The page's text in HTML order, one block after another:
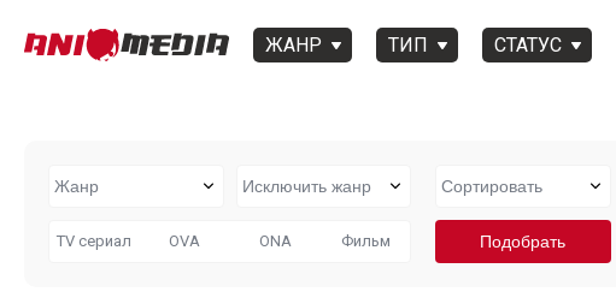
ЖАНР ТИП СТАТУС
TV сериал OVA ONA Фильм